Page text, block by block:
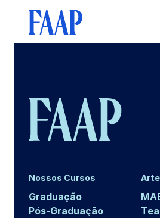
Nossos Cursos
Graduação
Pós-Graduação